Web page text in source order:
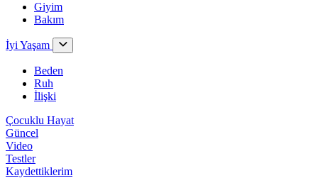
Giyim
Bakım
İyi Yaşam
Beden
Ruh
İlişki
Çocuklu Hayat
Güncel
Video
Testler
Kaydettiklerim